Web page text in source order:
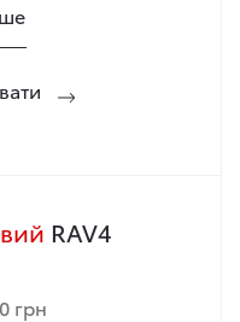
RAV4
грн